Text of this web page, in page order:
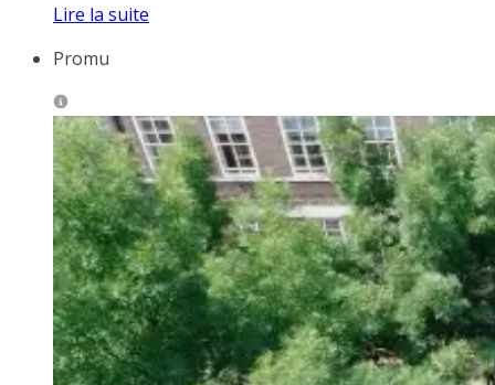
Lire la suite
Promu